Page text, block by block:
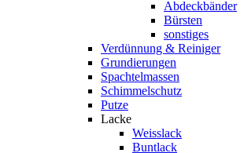
Abdeckbänder
Bürsten
sonstiges
Verdünnung & Reiniger
Grundierungen
Spachtelmassen
Schimmelschutz
Putze
Lacke
Weisslack
Buntlack